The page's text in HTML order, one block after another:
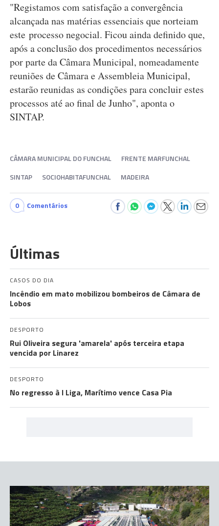
"Registamos com satisfação a convergência
alcançada nas matérias essenciais que norteiam
este processo negocial. Ficou ainda definido que,
após a conclusão dos procedimentos necessários
por parte da Câmara Municipal, nomeadamente
reuniões de Câmara e Assembleia Municipal,
estarão reunidas as condições para concluir estes
processos até ao final de Junho", aponta o
SINTAP.
CÂMARA MUNICIPAL DO FUNCHAL
FRENTE MARFUNCHAL
SINTAP
SOCIOHABITAFUNCHAL MADEIRA
0 Comentários
Últimas
CASOS DO DIA
Incêndio em mato mobilizou bombeiros de Câmara de
Lobos
DESPORTO
Rui Oliveira segura 'amarela' após terceira etapa
vencida por Linarez
DESPORTO
No regresso à I Liga, Marítimo vence Casa Pia